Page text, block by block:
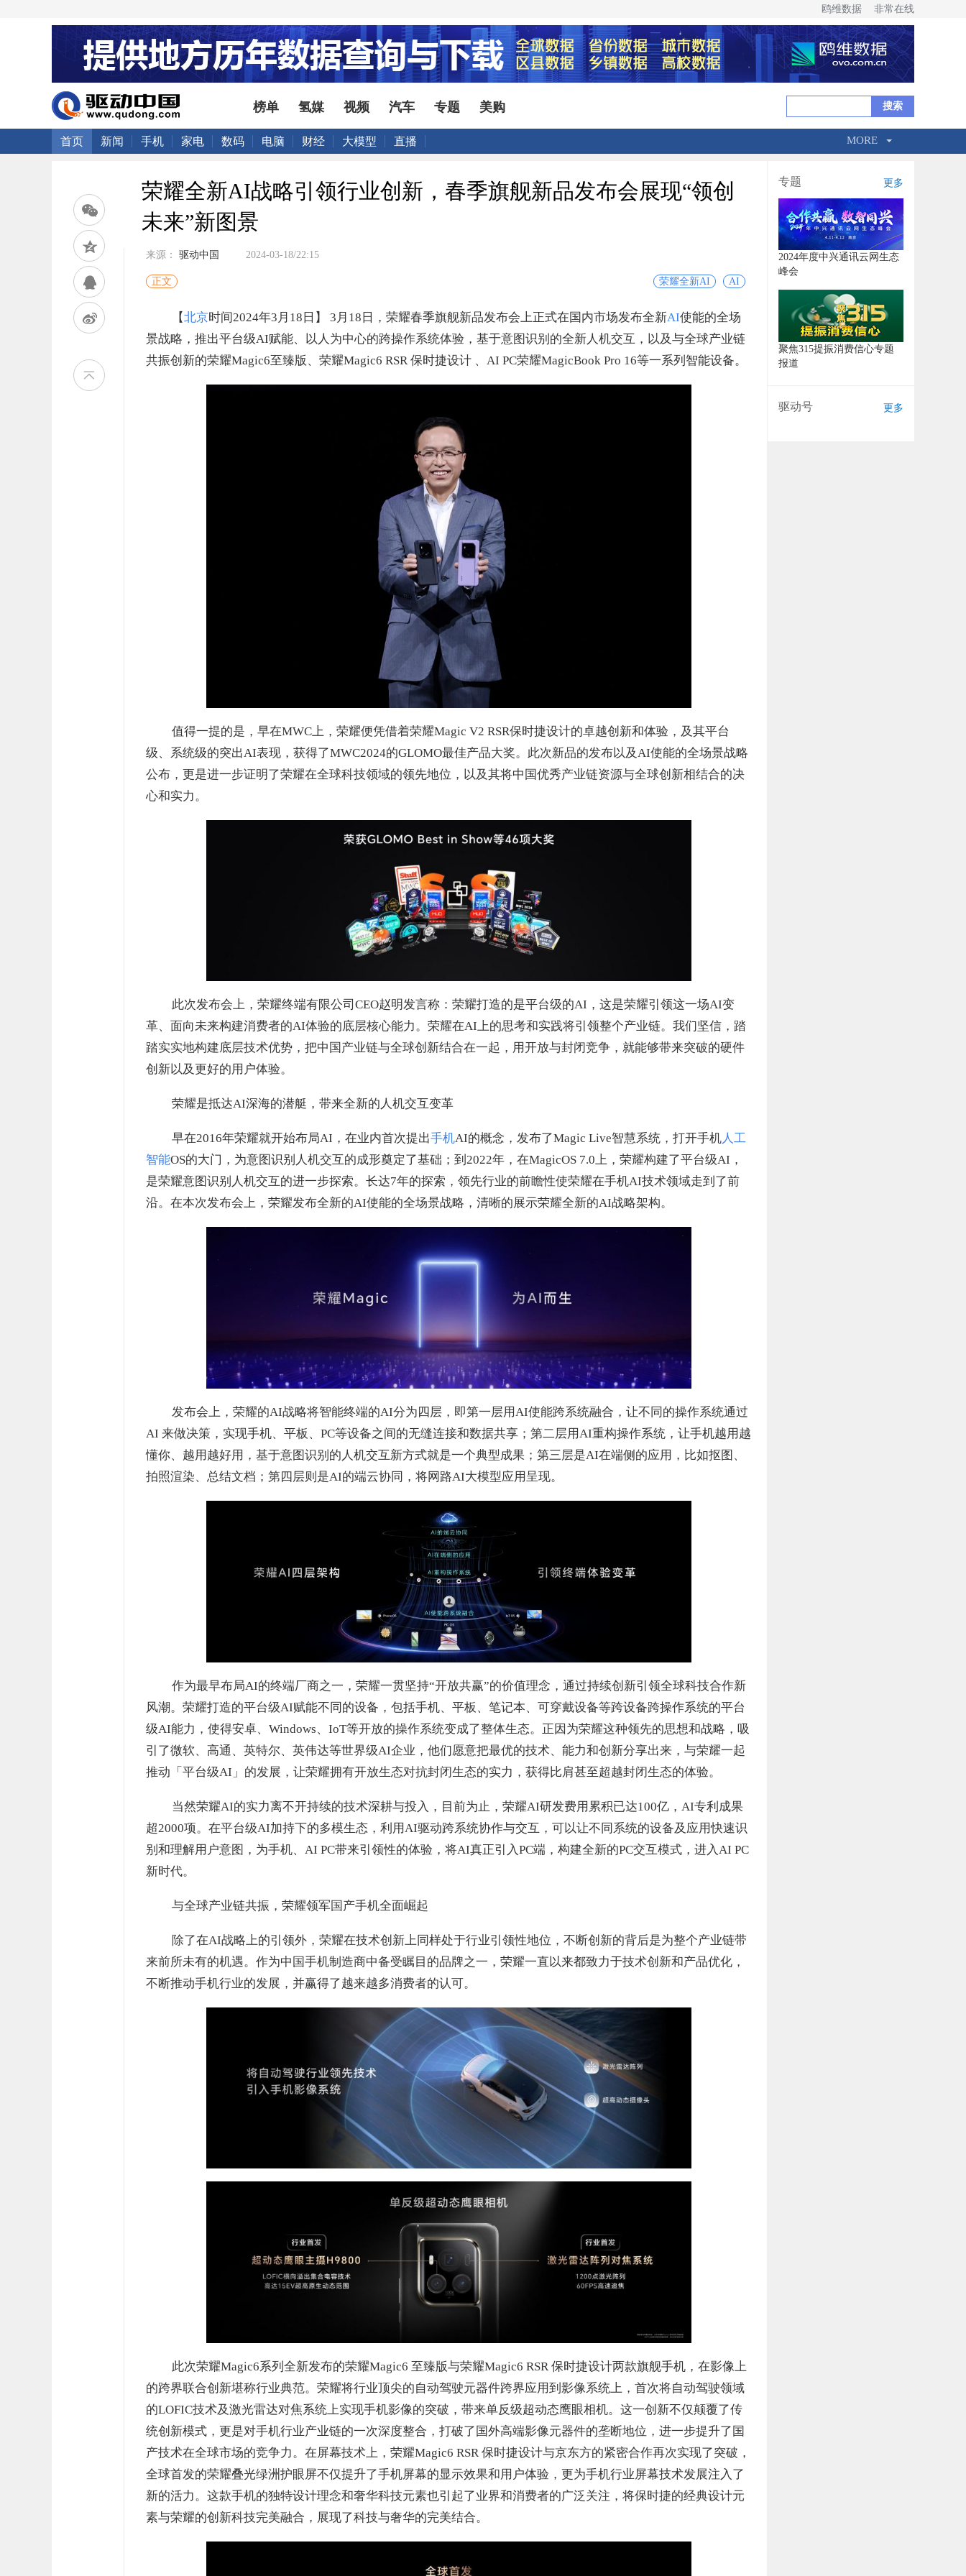
鸥维数据 非常在线
榜单 氢媒 视频 汽车 专题 美购
首页 新闻 手机 家电 数码 电脑 财经 大模型 直播 MORE
荣耀全新AI战略引领行业创新，春季旗舰新品发布会展现“领创
未来”新图景
来源： 驱动中国 2024-03-18/22:15
正文 AI
荣耀全新AI
【北京时间2024年3月18日】 3月18日，荣耀春季旗舰新品发布会上正式在国内市场发布全新AI使能的全场
景战略，推出平台级AI赋能、以人为中心的跨操作系统体验，基于意图识别的全新人机交互，以及与全球产业链
共振创新的荣耀Magic6至臻版、荣耀Magic6 RSR 保时捷设计 、AI PC荣耀MagicBook Pro 16等一系列智能设备。
值得一提的是，早在MWC上，荣耀便凭借着荣耀Magic V2 RSR保时捷设计的卓越创新和体验，及其平台
级、系统级的突出AI表现，获得了MWC2024的GLOMO最佳产品大奖。此次新品的发布以及AI使能的全场景战略
公布，更是进一步证明了荣耀在全球科技领域的领先地位，以及其将中国优秀产业链资源与全球创新相结合的决
心和实力。
此次发布会上，荣耀终端有限公司CEO赵明发言称：荣耀打造的是平台级的AI，这是荣耀引领这一场AI变
革、面向未来构建消费者的AI体验的底层核心能力。荣耀在AI上的思考和实践将引领整个产业链。我们坚信，踏
踏实实地构建底层技术优势，把中国产业链与全球创新结合在一起，用开放与封闭竞争，就能够带来突破的硬件
创新以及更好的用户体验。
荣耀是抵达AI深海的潜艇，带来全新的人机交互变革
早在2016年荣耀就开始布局AI，在业内首次提出手机AI的概念，发布了Magic Live智慧系统，打开手机人工
智能OS的大门，为意图识别人机交互的成形奠定了基础；到2022年，在MagicOS 7.0上，荣耀构建了平台级AI，
是荣耀意图识别人机交互的进一步探索。长达7年的探索，领先行业的前瞻性使荣耀在手机AI技术领域走到了前
沿。在本次发布会上，荣耀发布全新的AI使能的全场景战略，清晰的展示荣耀全新的AI战略架构。
发布会上，荣耀的AI战略将智能终端的AI分为四层，即第一层用AI使能跨系统融合，让不同的操作系统通过
AI 来做决策，实现手机、平板、PC等设备之间的无缝连接和数据共享；第二层用AI重构操作系统，让手机越用越
懂你、越用越好用，基于意图识别的人机交互新方式就是一个典型成果；第三层是AI在端侧的应用，比如抠图、
拍照渲染、总结文档；第四层则是AI的端云协同，将网路AI大模型应用呈现。
作为最早布局AI的终端厂商之一，荣耀一贯坚持“开放共赢”的价值理念，通过持续创新引领全球科技合作新
风潮。荣耀打造的平台级AI赋能不同的设备，包括手机、平板、笔记本、可穿戴设备等跨设备跨操作系统的平台
级AI能力，使得安卓、Windows、IoT等开放的操作系统变成了整体生态。正因为荣耀这种领先的思想和战略，吸
引了微软、高通、英特尔、英伟达等世界级AI企业，他们愿意把最优的技术、能力和创新分享出来，与荣耀一起
推动「平台级AI」的发展，让荣耀拥有开放生态对抗封闭生态的实力，获得比肩甚至超越封闭生态的体验。
当然荣耀AI的实力离不开持续的技术深耕与投入，目前为止，荣耀AI研发费用累积已达100亿，AI专利成果
超2000项。在平台级AI加持下的多模生态，利用AI驱动跨系统协作与交互，可以让不同系统的设备及应用快速识
别和理解用户意图，为手机、AI PC带来引领性的体验，将AI真正引入PC端，构建全新的PC交互模式，进入AI PC
新时代。
与全球产业链共振，荣耀领军国产手机全面崛起
除了在AI战略上的引领外，荣耀在技术创新上同样处于行业引领性地位，不断创新的背后是为整个产业链带
来前所未有的机遇。作为中国手机制造商中备受瞩目的品牌之一，荣耀一直以来都致力于技术创新和产品优化，
不断推动手机行业的发展，并赢得了越来越多消费者的认可。
此次荣耀Magic6系列全新发布的荣耀Magic6 至臻版与荣耀Magic6 RSR 保时捷设计两款旗舰手机，在影像上
的跨界联合创新堪称行业典范。荣耀将行业顶尖的自动驾驶元器件跨界应用到影像系统上，首次将自动驾驶领域
的LOFIC技术及激光雷达对焦系统上实现手机影像的突破，带来单反级超动态鹰眼相机。这一创新不仅颠覆了传
统创新模式，更是对手机行业产业链的一次深度整合，打破了国外高端影像元器件的垄断地位，进一步提升了国
产技术在全球市场的竞争力。在屏幕技术上，荣耀Magic6 RSR 保时捷设计与京东方的紧密合作再次实现了突破，
全球首发的荣耀叠光绿洲护眼屏不仅提升了手机屏幕的显示效果和用户体验，更为手机行业屏幕技术发展注入了
新的活力。这款手机的独特设计理念和奢华科技元素也引起了业界和消费者的广泛关注，将保时捷的经典设计元
素与荣耀的创新科技完美融合，展现了科技与奢华的完美结合。
专题 更多
2024年度中兴通讯云网生态
峰会
聚焦315提振消费信心专题
报道
驱动号 更多